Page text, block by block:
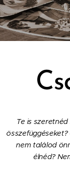
Te is
nem találod
élnéd?